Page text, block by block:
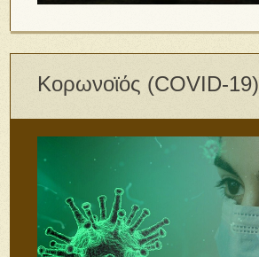
Κορωνοϊός (COVID-19)